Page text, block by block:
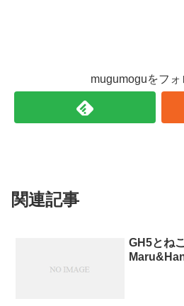
mugumoguをフォ
関連記事
GH5とね